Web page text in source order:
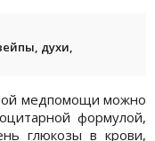
духи,
медпомощи можно
формулой,
глюкозы в крови,